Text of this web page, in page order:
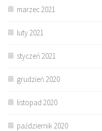
marzec 2021
luty 2021
styczeń 2021
grudzień 2020
listopad 2020
październik 2020